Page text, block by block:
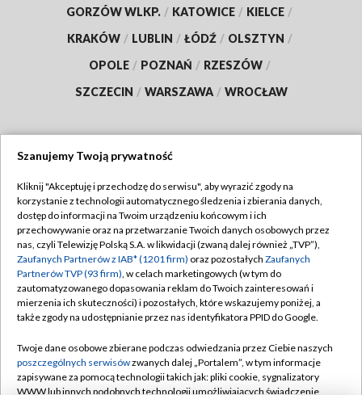
GORZÓW WLKP. / KATOWICE / KIELCE /
KRAKÓW / LUBLIN / ŁÓDŹ / OLSZTYN /
OPOLE / POZNAŃ / RZESZÓW /
SZCZECIN / WARSZAWA / WROCŁAW
TVP
Abonament TVP
Emisja w TVP
Centrum informacji TVP
Naziemna Telewizja Cyfrowa
Rada Programowa
System NOS
Regulamin TVP
Polityka prywatności
Moje zgody
Pomoc
Kontakt
Szanujemy Twoją prywatność
Kliknij "Akceptuję i przechodzę do serwisu", aby wyrazić zgody na
korzystanie z technologii automatycznego śledzenia i zbierania danych,
dostęp do informacji na Twoim urządzeniu końcowym i ich
przechowywanie oraz na przetwarzanie Twoich danych osobowych przez
nas, czyli Telewizję Polską S.A. w likwidacji (zwaną dalej również „TVP”),
Zaufanych Partnerów z IAB* (1201 firm) oraz pozostałych Zaufanych
Partnerów TVP (93 firm), w celach marketingowych (w tym do
zautomatyzowanego dopasowania reklam do Twoich zainteresowań i
mierzenia ich skuteczności) i pozostałych, które wskazujemy poniżej, a
także zgody na udostępnianie przez nas identyfikatora PPID do Google.
Twoje dane osobowe zbierane podczas odwiedzania przez Ciebie naszych
poszczególnych serwisówzwanych dalej „Portalem”, w tym informacje
zapisywane za pomocą technologii takich jak: pliki cookie, sygnalizatory
WWW lub innych podobnych technologii umożliwiających świadczenie